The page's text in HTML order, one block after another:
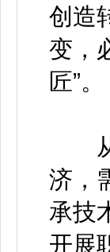
创造
变，
匠”。
从
济，
承技
开展